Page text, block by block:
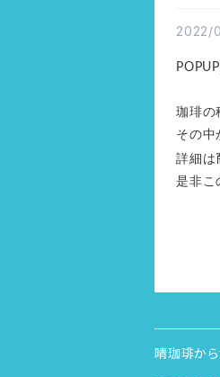
2022/
珈琲の
その中
詳細は
是非こ
晴珈琲か